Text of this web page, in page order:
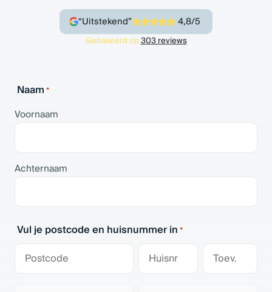
“Uitstekend” 4,8/5
Gebaseerd op303 reviews
Naam*
Voornaam
Achternaam
Vul je postcode en huisnummer in*